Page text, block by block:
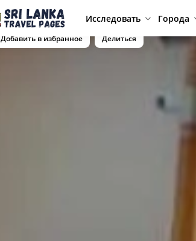
Исследовать Города
Добавить в избранное
Делиться